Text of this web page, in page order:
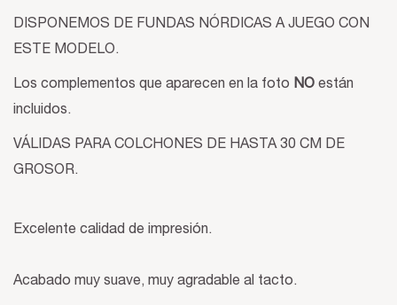
DISPONEMOS DE FUNDAS NÓRDICAS A JUEGO CON
ESTE MODELO.
Los complementos que aparecen en la foto NO están
incluidos.
VÁLIDAS PARA COLCHONES DE HASTA 30 CM DE
GROSOR.
Excelente calidad de impresión.
Acabado muy suave, muy agradable al tacto.